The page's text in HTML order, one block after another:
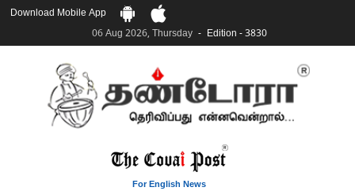
Download Mobile App
06 Aug 2026, Thursday
Edition - 3830
For English News